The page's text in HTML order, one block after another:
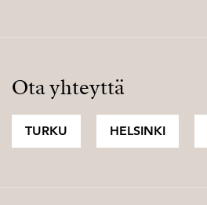
Ota yhteyttä
TURKU HELSINKI